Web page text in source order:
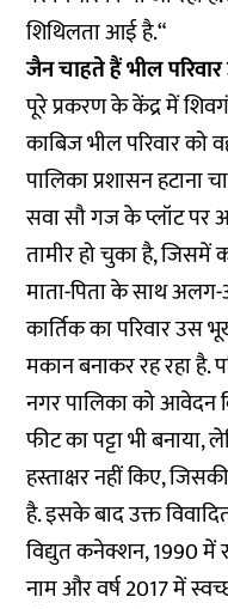
शिथिलता आई है.“
जैन चाहते हैं भील
पूरे प्रकरण के केंद्र में
काबिज भील परिवार को
पालिका प्रशासन
सवा सौ गज के प्लॉट पर
तामीर हो चुका है, जिसमें
माता-पिता के साथ
कार्तिक का परिवार
मकान बनाकर रह रहा है.
नगर पालिका को आवेदन
फीट का पट्टा भी
हस्ताक्षर नहीं किए,
है. इसके बाद उक्त
विद्युत कनेक्शन, 1990 में
नाम और वर्ष 2017 में